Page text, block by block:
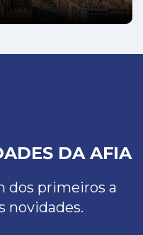
DA AFIA
dos primeiros a
novidades.